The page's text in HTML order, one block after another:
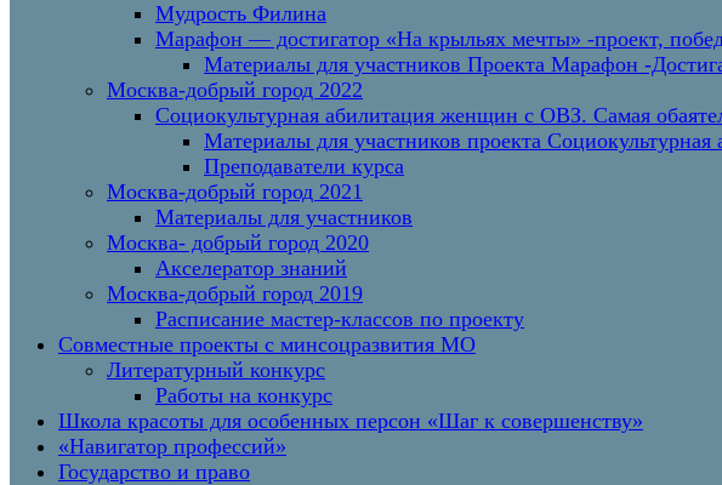
Мудрость Филина
Марафон — достигатор «На крыльях мечты» -проект,
Материалы для участников Проекта Марафон -
Москва-добрый город 2022
Социокультурная абилитация женщин с ОВЗ. Самая
Материалы для участников проекта
Преподаватели курса
Москва-добрый город 2021
Материалы для участников
Москва- добрый город 2020
Акселератор знаний
Москва-добрый город 2019
Расписание мастер-классов по проекту
Совместные проекты с минсоцразвития МО
Литературный конкурс
Работы на конкурс
Школа красоты для особенных персон «Шаг к совершенству»
«Навигатор профессий»
Государство и право